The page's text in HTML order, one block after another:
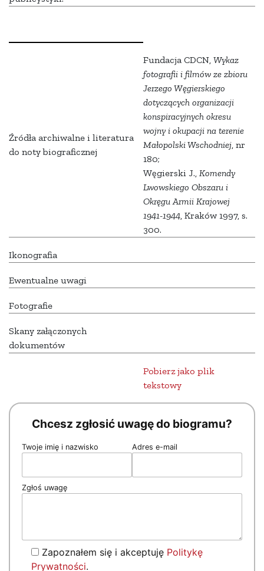
Źródła archiwalne i literatura
do noty biograficznej
Fundacja CDCN, Wykaz
fotografii i filmów ze zbioru
Jerzego Węgierskiego
dotyczących organizacji
konspiracyjnych okresu
wojny i okupacji na terenie
Małopolski Wschodniej, nr
180;
Węgierski J., Komendy
Lwowskiego Obszaru i
Okręgu Armii Krajowej
1941-1944, Kraków 1997, s.
300.
Ikonografia
Ewentualne uwagi
Fotografie
Skany załączonych
dokumentów
Pobierz jako plik
tekstowy
Chcesz zgłosić uwagę do biogramu?
Twoje imię i nazwisko Adres e-mail
Zgłoś uwagę
Zapoznałem się i akceptuję Politykę
Prywatności.